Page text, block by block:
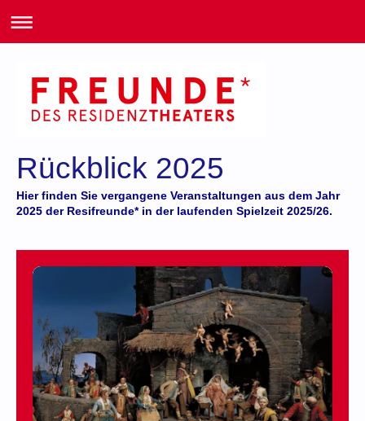
Rückblick 2025
Hier finden Sie vergangene Veranstaltungen aus dem Jahr
2025 der Resifreunde* in der laufenden Spielzeit 2025/26.